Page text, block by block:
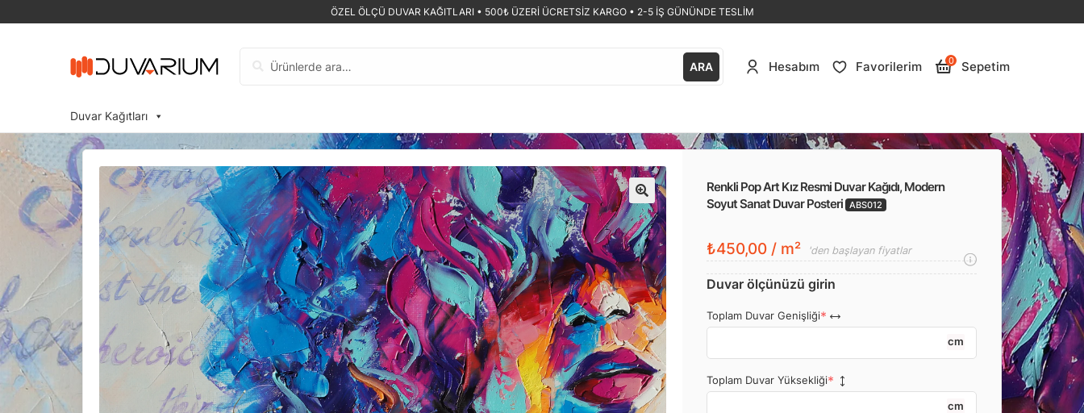
ÖZEL ÖLÇÜ DUVAR KAĞITLARI • 500₺ ÜZERİ ÜCRETSİZ KARGO • 2-5 İŞ GÜNÜNDE TESLİM
ARA Hesabım Favorilerim 0 Sepetim
Duvar Kağıtları
🔍
Renkli Pop Art Kız Resmi Duvar Kağıdı, Modern
Soyut Sanat Duvar Posteri ABS012
₺450,00 / m² 'den başlayan fiyatlar
Duvar ölçünüzü girin
Toplam Duvar Genişliği
cm
Toplam Duvar Yüksekliği
cm